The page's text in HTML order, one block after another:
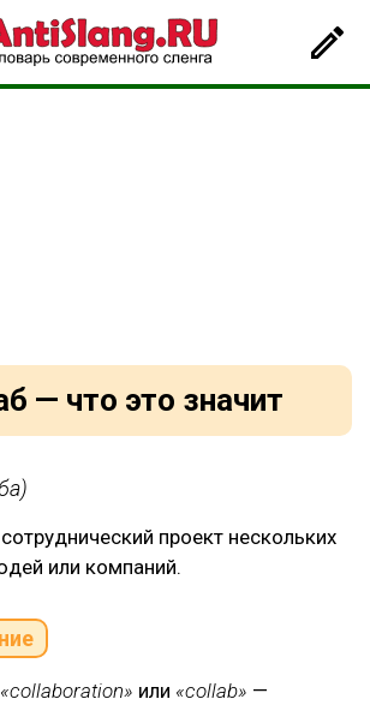
— что это значит
проект нескольких
или компаний.
«collaboration» или «collab» —